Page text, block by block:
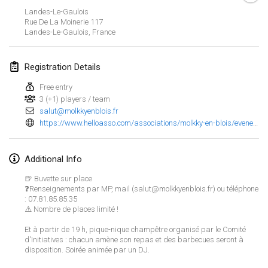
View list
Landes-Le-Gaulois
Rue De La Moinerie 117
Landes-Le-Gaulois France
Registration Details
Free entry
3 (+1) players / team
salut@molkkyenblois.fr
Additional Info
🍺 Buvette sur place
❓Renseignements par MP, mail (salut@molkkyenblois.fr) ou téléphone
: 07.81.85.85.35
⚠️ Nombre de places limité !
Et à partir de 19 h, pique-nique champêtre organisé par le Comité
d'Initiatives : chacun amène son repas et des barbecues seront à
disposition. Soirée animée par un DJ.
February 2025
US Mölkky Winter
Feb 7, 2025
Open des vendanges tardives
Feb 8, 2025 |France
Feb 15, 2025
SM HalliMölkky - Finnish Championship
Feb 15, 2025 Finland
Warm-up EM Indoor
Feb 28, 2025|Czech Republic